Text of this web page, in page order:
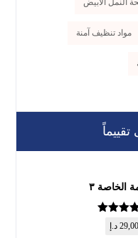
النمل الأبيض
مواد تنظيف آمنة
تقييماً
الخاصة ٣
التقييم
من 5
29,00 د.إ